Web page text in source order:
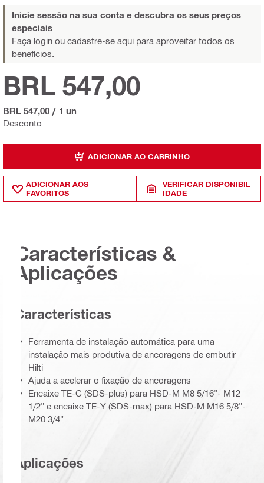
Inicie sessão na sua conta e descubra os seus preços
especiais
Faça login ou cadastre-se aqui para aproveitar todos os
benefícios.
Desconto
BRL 547,00
BRL 547,00 / 1 un
ADICIONAR AO CARRINHO
ADICIONAR AOS
FAVORITOS
VERIFICAR DISPONIBIL
IDADE
Características &
Aplicações
Características
Ferramenta de instalação automática para uma
instalação mais produtiva de ancoragens de embutir
Hilti
Ajuda a acelerar o fixação de ancoragens
Encaixe TE-C (SDS-plus) para HSD-M M8 5/16"- M12
1/2" e encaixe TE-Y (SDS-max) para HSD-M M16 5/8"-
M20 3/4"
Aplicações